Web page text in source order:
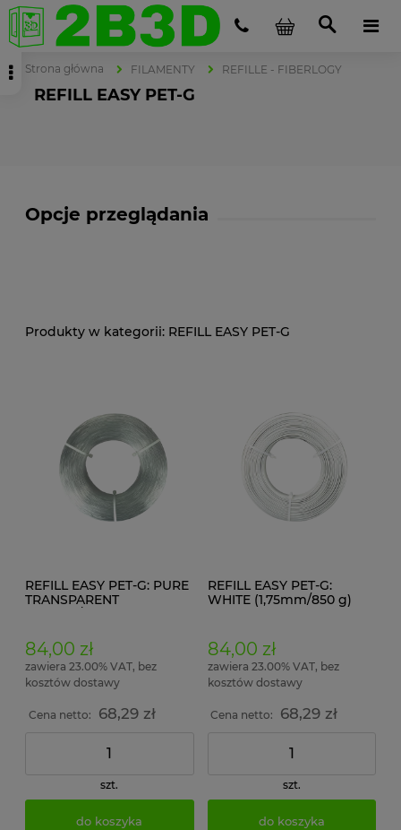
Strona główna FILAMENTY REFILLE - FIBERLOGY
REFILL EASY PET-G
Opcje przeglądania
REFILL EASY PET-G
REFILL EASY PET-G: PURE
TRANSPARENT
84,00 zł
zawiera 23.00% VAT, bez
kosztów dostawy
Cena netto: 68,29 zł
szt.
do koszyka
REFILL EASY PET-G:
WHITE (1,75mm/850 g)
84,00 zł
zawiera 23.00% VAT, bez
kosztów dostawy
Cena netto: 68,29 zł
szt.
do koszyka